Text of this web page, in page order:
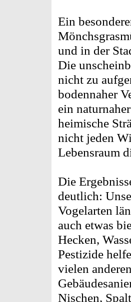
Ein
und in der
Die
nicht zu
bodennaher
ein
heimische
nicht jeden
Lebensraum
Die
deutlich:
Vogelarten
auch etwas
Hecken,
Pestizide
vielen
Nischen,